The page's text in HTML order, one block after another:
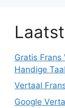
Gratis Frans
Handige
Vertaal
Google